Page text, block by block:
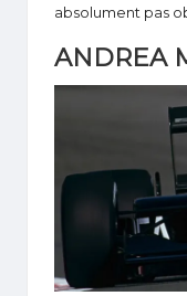
absolument pas
ANDREA